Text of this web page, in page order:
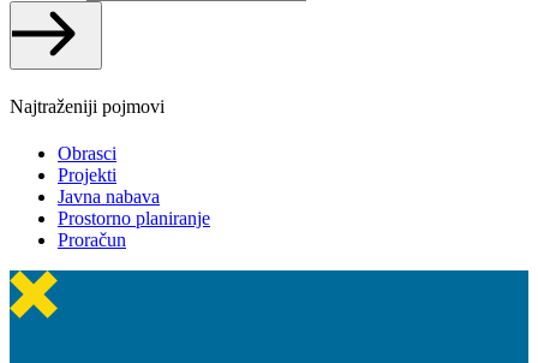
Najtraženiji pojmovi
Obrasci
Projekti
Javna nabava
Prostorno planiranje
Proračun